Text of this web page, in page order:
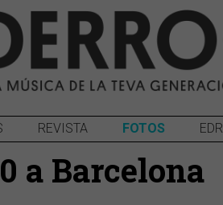
REVISTA FOTOS EDR
a Barcelona